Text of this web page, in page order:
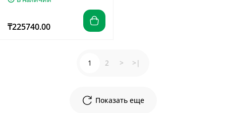
₸225740.00
Показать еще
1 2 > >|